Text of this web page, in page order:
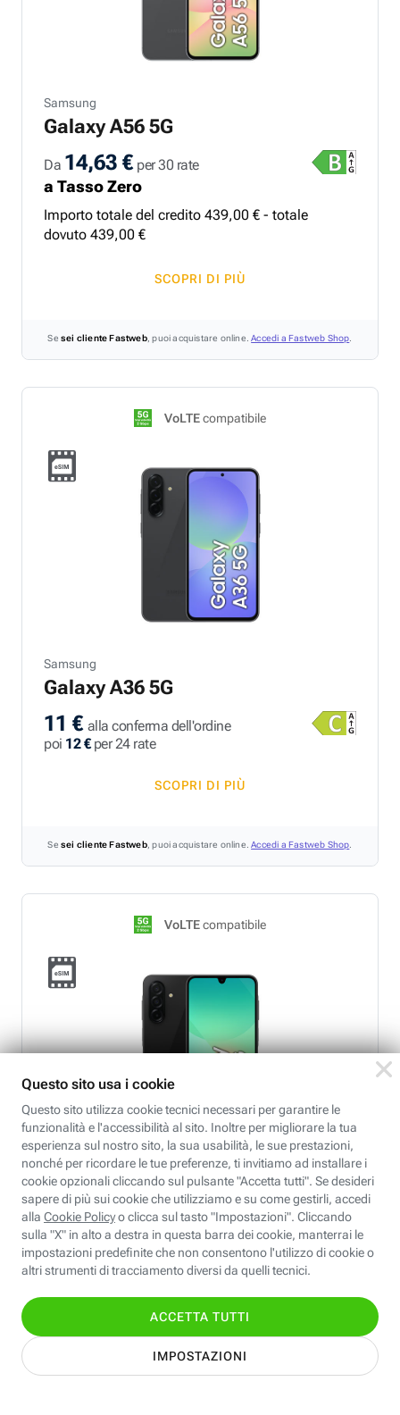
Samsung
Galaxy A56 5G
Da 14,63 €per 30 rate
a Tasso Zero
Importo totale del credito 439,00 € - totale
dovuto 439,00 €
SCOPRI DI PIÙ
Sesei cliente Fastweb, puoi acquistare online.Accedi a Fastweb Shop
VoLTEcompatibile
Samsung
Galaxy A36 5G
11 € alla conferma dell'ordine
poi 12 €per 24 rate
SCOPRI DI PIÙ
Sesei cliente Fastweb, puoi acquistare online.Accedi a Fastweb Shop
VoLTEcompatibile
Samsung
Galaxy A26 5G
9 €alla conferma dell'ordine
poi10 €per 24 rate
, puoi acquistare online.